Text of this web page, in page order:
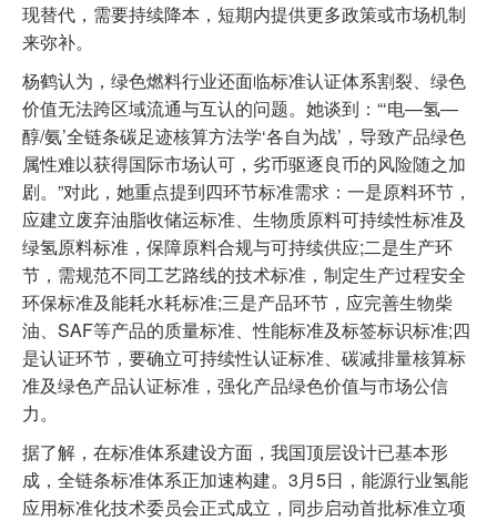
现替代，需要持续降本，短期内提供更多政策或市场机制
来弥补。
杨鹤认为，绿色燃料行业还面临标准认证体系割裂、绿色
价值无法跨区域流通与互认的问题。她谈到：“‘电—氢—
醇/氨’全链条碳足迹核算方法学‘各自为战’，导致产品绿色
属性难以获得国际市场认可，劣币驱逐良币的风险随之加
剧。”对此，她重点提到四环节标准需求：一是原料环节，
应建立废弃油脂收储运标准、生物质原料可持续性标准及
绿氢原料标准，保障原料合规与可持续供应;二是生产环
节，需规范不同工艺路线的技术标准，制定生产过程安全
环保标准及能耗水耗标准;三是产品环节，应完善生物柴
油、SAF等产品的质量标准、性能标准及标签标识标准;四
是认证环节，要确立可持续性认证标准、碳减排量核算标
准及绿色产品认证标准，强化产品绿色价值与市场公信
力。
据了解，在标准体系建设方面，我国顶层设计已基本形
成，全链条标准体系正加速构建。3月5日，能源行业氢能
应用标准化技术委员会正式成立，同步启动首批标准立项